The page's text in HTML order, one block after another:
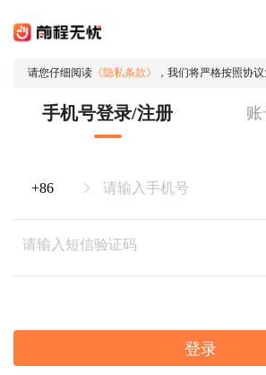
请您仔细阅读 《隐私条款》 ，我们将严格按照协议
手机号登录/注册
登录